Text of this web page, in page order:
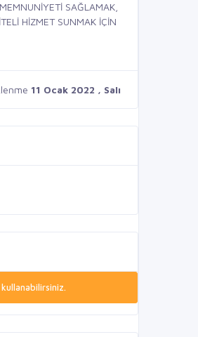
SAĞLAMAK,
HİZMET SUNMAK İÇİN
11 Ocak 2022 , Salı